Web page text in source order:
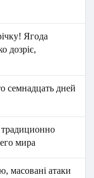
Ягода
дозріє,
семнадцать дней
традиционно
мира
масовані атаки